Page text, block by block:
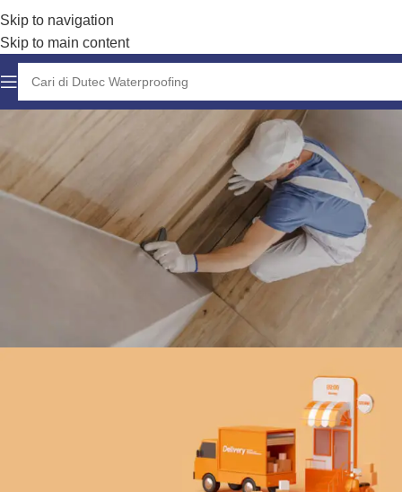
Skip to navigation
Skip to main content
Temukan solusi kebocoran